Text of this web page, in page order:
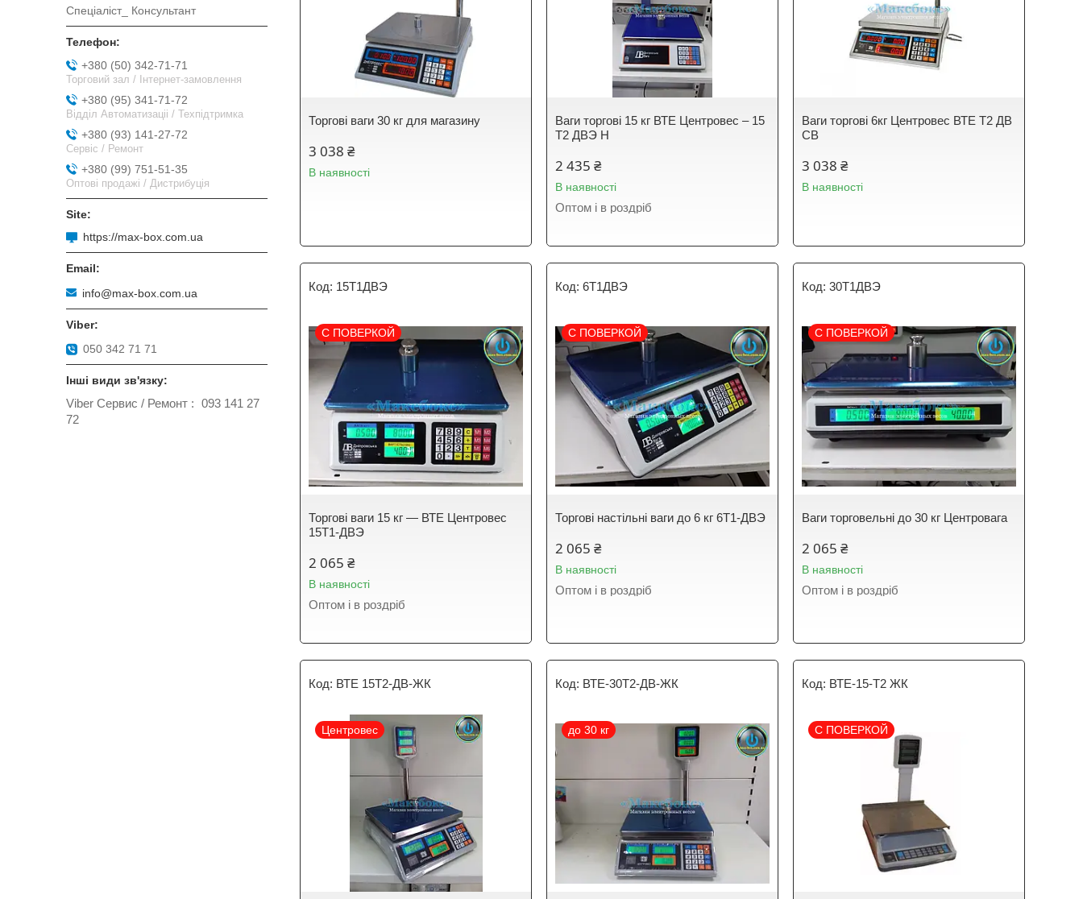
Торгові ваги 30 кг для магазину
3 038 ₴
В наявності
Ваги торгові 15 кг ВТЕ Центровес – 15
Т2 ДВЭ Н
2 435 ₴
В наявності
Оптом і в роздріб
Ваги торгові 6кг Центровес ВТЕ Т2 ДВ
СВ
3 038 ₴
В наявності
15Т1ДВЭ
С ПОВЕРКОЙ
Торгові ваги 15 кг — ВТЕ Центровес
15Т1-ДВЭ
2 065 ₴
В наявності
Оптом і в роздріб
6Т1ДВЭ
С ПОВЕРКОЙ
Торгові настільні ваги до 6 кг 6Т1-ДВЭ
2 065 ₴
В наявності
Оптом і в роздріб
30Т1ДВЭ
С ПОВЕРКОЙ
Ваги торговельні до 30 кг Центровага
2 065 ₴
В наявності
Оптом і в роздріб
ВТЕ 15Т2-ДВ-ЖК
Центровес
ВТЕ-30Т2-ДВ-ЖК
до 30 кг
ВТЕ-15-Т2 ЖК
С ПОВЕРКОЙ
Спеціаліст_ Консультант
+380 (50) 342-71-71
Торговий зал / Інтернет-замовлення
+380 (95) 341-71-72
Відділ Автоматизаціі / Техпідтримка
+380 (93) 141-27-72
Сервіс / Ремонт
+380 (99) 751-51-35
Оптові продажі / Дистрибуція
https://max-box.com.ua
info@max-box.com.ua
050 342 71 71
Viber Сервис / Ремонт
093 141 27
72